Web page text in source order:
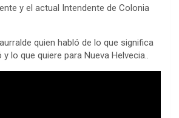
y el actual Intendente de Colonia
quien habló de lo que significa
lo que quiere para Nueva Helvecia..